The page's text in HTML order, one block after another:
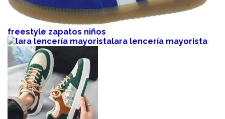
freestyle zapatos niños
lara lencería mayorista